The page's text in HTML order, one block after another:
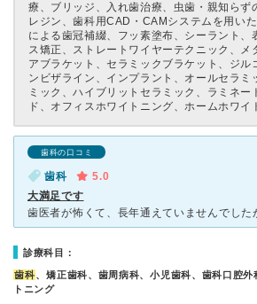
療、ブリッジ、入れ歯治療、虫歯・親知らず
レジン、歯科用CAD・CAMシステムを用い
による歯冠補綴、フッ素塗布、シーラント、
ス矯正、ストレートワイヤーテクニック、メ
アブラケット、セラミックブラケット、ジル
ンビザライン、インプラント、オールセラミ
ミック、ハイブリットセラミック、ラミネー
ド、オフィスホワイトニング、ホームホワイ
歯科の口コミ
歯科
5.0
大満足です
診療科目：
歯科、矯正歯科、歯周病科、小児歯科、歯科口腔
トニング